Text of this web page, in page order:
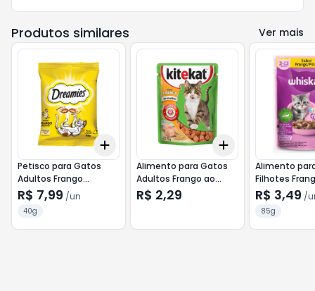
Produtos similares Ver mais
+10
Add
Petisco para Gatos
Adultos Frango
Dreamies Pacote 40g
R$ 7,99 /un
40g
+10
Add
Alimento para Gatos
Adultos Frango ao
Molho Kitekat Sachê
70g
R$ 2,29
Alimento
Filhotes
Molho
85g
R$ 3,49 /
85g